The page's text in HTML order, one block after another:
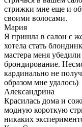
стрижки мне еще и
своими волосами.
Мария
Я пришла в салон с
хотела стать
мастера меня
брондирование.
кардинально не
образом мне удалось)
Александрина
Красилась дома и
модную короткую
никаких